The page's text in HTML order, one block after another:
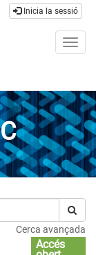
Inicia la sessió
Cerca avançada
Accés